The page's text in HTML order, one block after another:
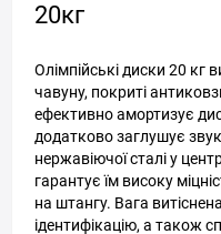
20кг
Олімпійські диски 20 кг
чавуну, покриті
ефективно амортизує
додатково заглушує
нержавіючої сталі у
гарантує їм високу
на штангу. Вага
ідентифікацію, а також